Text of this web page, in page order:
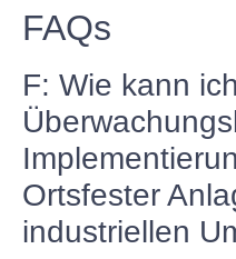
FAQs
F: Wie kann
Ortsfester
industriellen